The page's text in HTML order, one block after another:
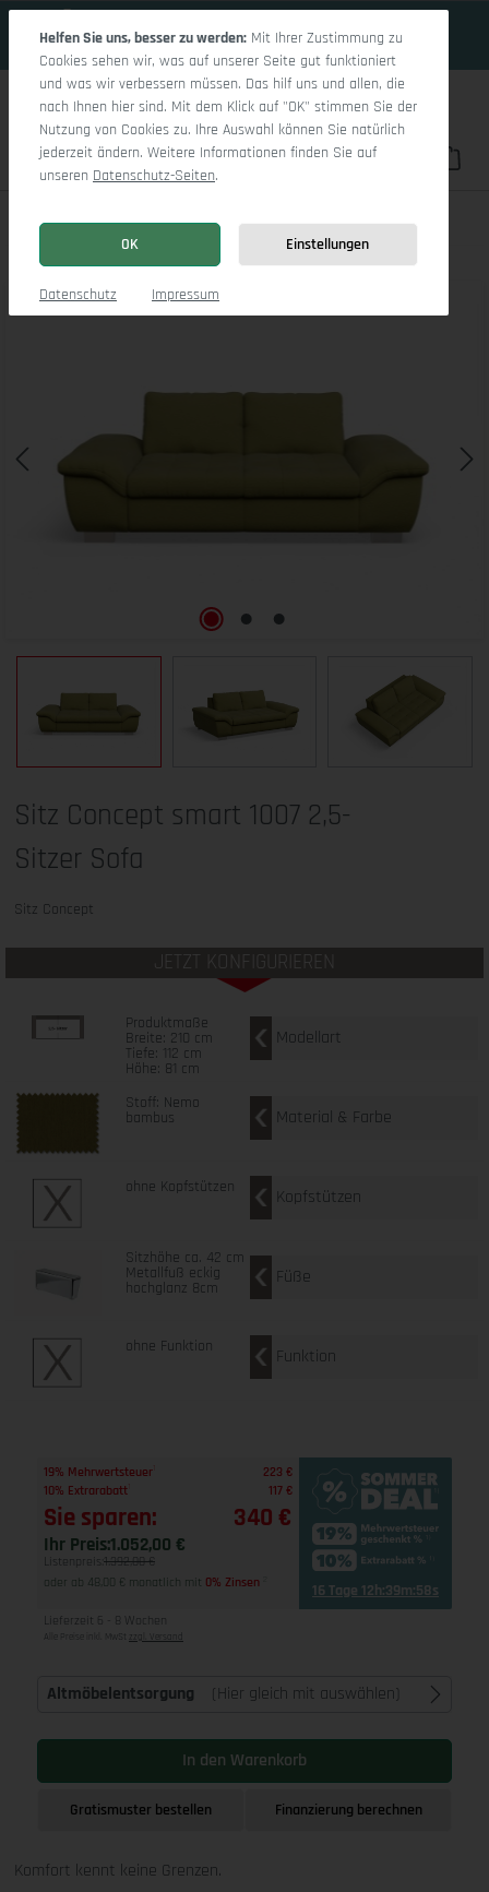
Du hast 0
Sitz Concept smart 1007 2,5-Sitzer Sofa
Bildergalerie überspringen
Sitz Concept smart 1007 2,5-
Sitzer Sofa
Sitz Concept
JETZT KONFIGURIEREN
Produktmaße
Breite: 210 cm
Tiefe: 112 cm
Höhe: 81 cm
Modellart
Stoff: Nemo
bambus Material & Farbe
ohne Kopfstützen Kopfstützen
Sitzhöhe ca. 42 cm
Metallfuß eckig
hochglanz 8cm Füße
ohne Funktion Funktion
19% Mehrwertsteuer
223 €
10% Extrarabatt
117 €
Sie sparen: 340 €
Ihr Preis:1.052,00 €
Listenpreis: 1.392,00 €
oder ab 48,00 € monatlich mit 0% Zinsen 16 Tage 12h:39m:57s
Lieferzeit 6 - 8 Wochen
Alle Preise inkl. MwSt zzgl. Versand
Altmöbelentsorgung (Hier gleich mit auswählen)
In den Warenkorb
Gratismuster bestellen Finanzierung berechnen
Komfort kennt keine Grenzen.
Helfen Sie uns, besser zu werden: Mit Ihrer Zustimmung zu
Cookies sehen wir, was auf unserer Seite gut funktioniert
und was wir verbessern müssen. Das hilf uns und allen, die
nach Ihnen hier sind. Mit dem Klick auf "OK" stimmen Sie der
Nutzung von Cookies zu. Ihre Auswahl können Sie natürlich
jederzeit ändern. Weitere Informationen finden Sie auf
unseren Datenschutz-Seiten.
OK Einstellungen
Datenschutz Impressum